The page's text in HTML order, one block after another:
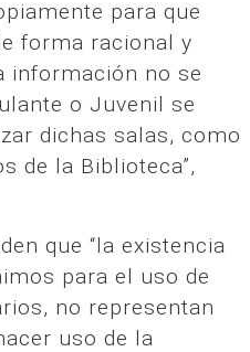
para que
forma racional y
información no se
o Juvenil se
dichas salas, como
de la Biblioteca”,
que “la existencia
para el uso de
no representan
uso de la